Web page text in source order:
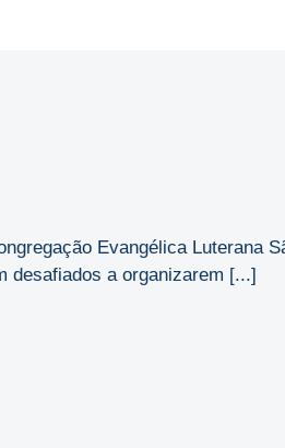
Evangélica Luterana
desafiados a organizarem [...]